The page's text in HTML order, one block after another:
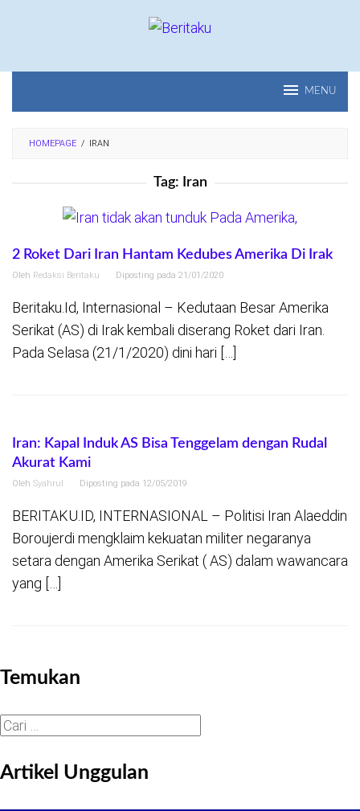
MENU
HOMEPAGE / IRAN
Tag: Iran
2 Roket Dari Iran Hantam Kedubes Amerika Di Irak
Oleh Redaksi Beritaku Diposting pada 21/01/2020
Beritaku.Id, Internasional – Kedutaan Besar Amerika
Serikat (AS) di Irak kembali diserang Roket dari Iran.
Pada Selasa (21/1/2020) dini hari […]
Iran: Kapal Induk AS Bisa Tenggelam dengan Rudal
Akurat Kami
Oleh Syahrul Diposting pada 12/05/2019
BERITAKU.ID, INTERNASIONAL – Politisi Iran Alaeddin
Boroujerdi mengklaim kekuatan militer negaranya
setara dengan Amerika Serikat ( AS) dalam wawancara
yang […]
Temukan
Cari
Artikel Unggulan